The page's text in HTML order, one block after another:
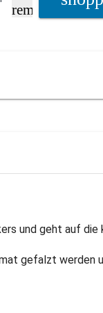
remove
und geht auf
gefalzt werden